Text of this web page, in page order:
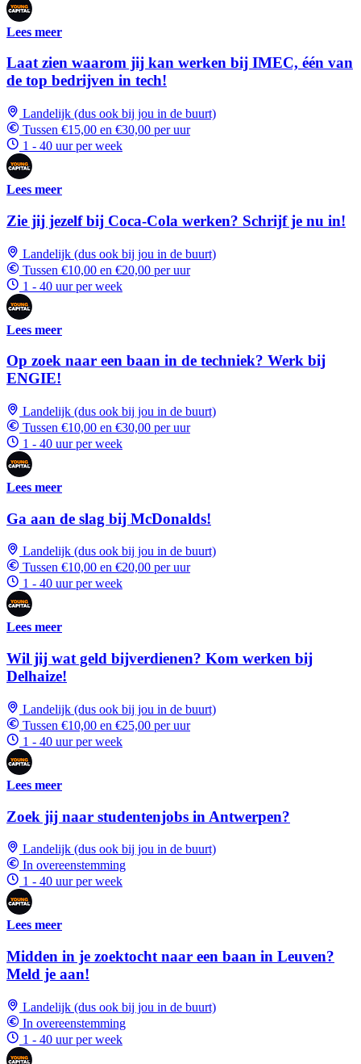
Lees meer
Laat zien waarom jij kan werken bij IMEC, één van
de top bedrijven in tech!
Landelijk (dus ook bij jou in de buurt)
Tussen €15,00 en €30,00 per uur
1 - 40 uur per week
Lees meer
Zie jij jezelf bij Coca-Cola werken? Schrijf je nu in!
Landelijk (dus ook bij jou in de buurt)
Tussen €10,00 en €20,00 per uur
1 - 40 uur per week
Lees meer
Op zoek naar een baan in de techniek? Werk bij
ENGIE!
Landelijk (dus ook bij jou in de buurt)
Tussen €10,00 en €30,00 per uur
1 - 40 uur per week
Lees meer
Ga aan de slag bij McDonalds!
Landelijk (dus ook bij jou in de buurt)
Tussen €10,00 en €20,00 per uur
1 - 40 uur per week
Lees meer
Wil jij wat geld bijverdienen? Kom werken bij
Delhaize!
Landelijk (dus ook bij jou in de buurt)
Tussen €10,00 en €25,00 per uur
1 - 40 uur per week
Lees meer
Zoek jij naar studentenjobs in Antwerpen?
Landelijk (dus ook bij jou in de buurt)
In overeenstemming
1 - 40 uur per week
Lees meer
Midden in je zoektocht naar een baan in Leuven?
Meld je aan!
Landelijk (dus ook bij jou in de buurt)
In overeenstemming
1 - 40 uur per week